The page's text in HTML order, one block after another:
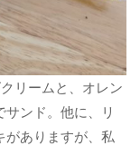
リームと、オレン
ンド。他に、リ
がありますが、私